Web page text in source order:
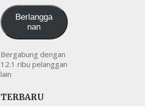
Berlangga
nan
Bergabung dengan
12.1 ribu pelanggan
lain
TERBARU